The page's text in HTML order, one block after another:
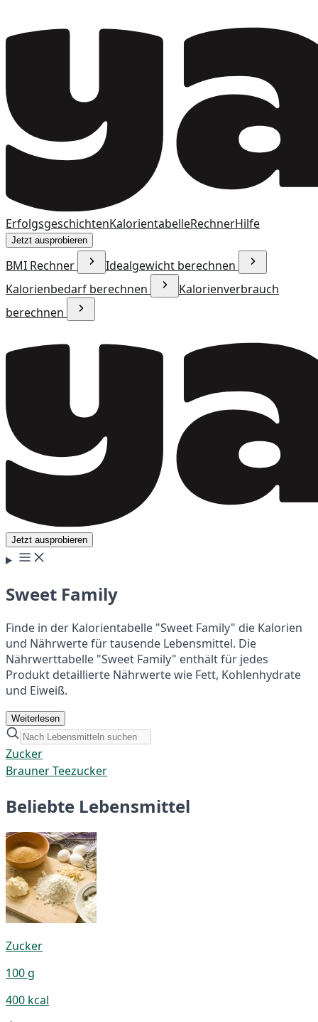
ErfolgsgeschichtenKalorientabelleRechnerHilfe
Jetzt ausprobieren
BMI Rechner
Idealgewicht berechnen
Kalorienbedarf berechnen
Kalorienverbrauch
berechnen
Jetzt ausprobieren
Sweet Family
Finde in der Kalorientabelle "Sweet Family" die Kalorien
und Nährwerte für tausende Lebensmittel. Die
Nährwerttabelle "Sweet Family" enthält für jedes
Produkt detaillierte Nährwerte wie Fett, Kohlenhydrate
und Eiweiß.
Weiterlesen
Zucker
Brauner Teezucker
Beliebte Lebensmittel
Zucker
100 g
400 kcal